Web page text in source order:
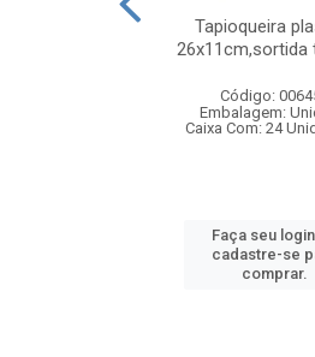
Tapioqueira
26x11cm,sortida
Código:
Embalagem:
Caixa Com: 24
Faça seu
cadastre-se
comprar.